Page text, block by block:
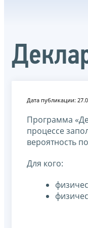
Дата публикации:
Программа
процессе
вероятность
Для кого: